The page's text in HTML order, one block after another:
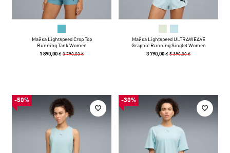
Майка Lightspeed Crop Top
Running Tank Women
1 890,00 ₴3 790,00 ₴
Майка Lightspeed ULTRAWEAVE
Graphic Running Singlet Women
3 790,00 ₴5 390,00 ₴
-50% -30%